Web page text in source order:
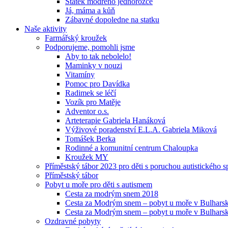
Já, máma a kůň
Zábavné dopoledne na statku
Naše aktivity
Farmářský kroužek
Podporujeme, pomohli jsme
Aby to tak nebolelo!
Maminky v nouzi
Vitamíny
Pomoc pro Davídka
Radimek se léčí
Vozík pro Matěje
Adventor o.s.
Arteterapie Gabriela Hanáková
Výživové poradenství E.L.A. Gabriela Miková
Tomášek Berka
Rodinné a komunitní centrum Chaloupka
Kroužek MY
Příměstský tábor 2023 pro děti s poruchou autistického
Příměstský tábor
Pobyt u moře pro děti s autismem
Cesta za modrým snem 2018
Cesta za Modrým snem – pobyt u moře v
Cesta za Modrým snem – pobyt u moře v
Ozdravné pobyty